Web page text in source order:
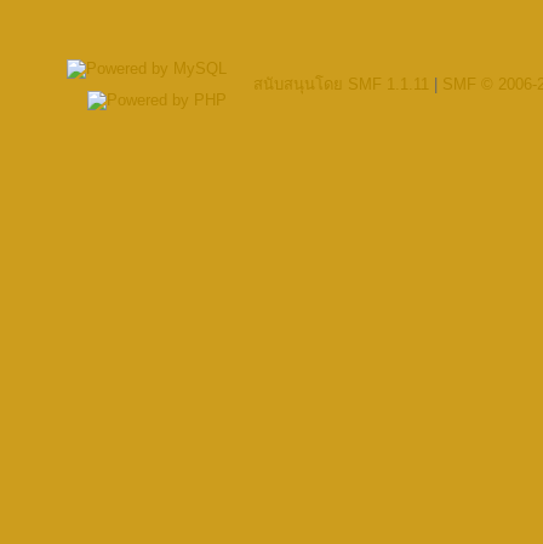
สนับสนุนโดย SMF 1.1.11 SMF © 2006-